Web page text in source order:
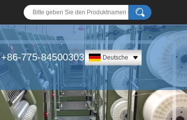
+86-775-84500303 Deutsche